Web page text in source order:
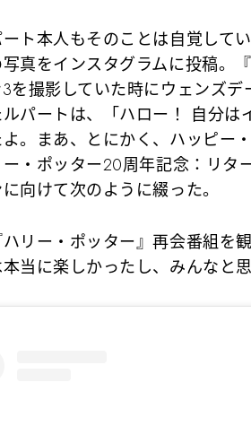
ト本人もそのことは自覚して
真をインスタグラムに投稿。
を撮影していた時にウェンズ
パートは、「ハロー！ 自分
。まあ、とにかく、ハッピー
ー・ポッター20周年記念：リ
向けて次のように綴った。
ハリー・ポッター』再会番組を
当に楽しかったし、みんなと